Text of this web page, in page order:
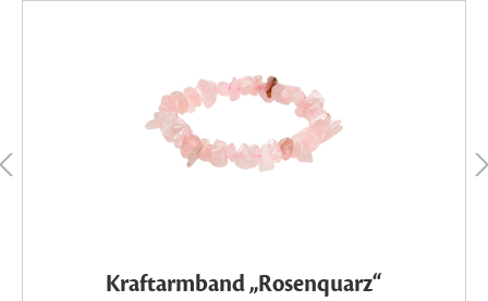
Kraftarmband „Rosenquarz“